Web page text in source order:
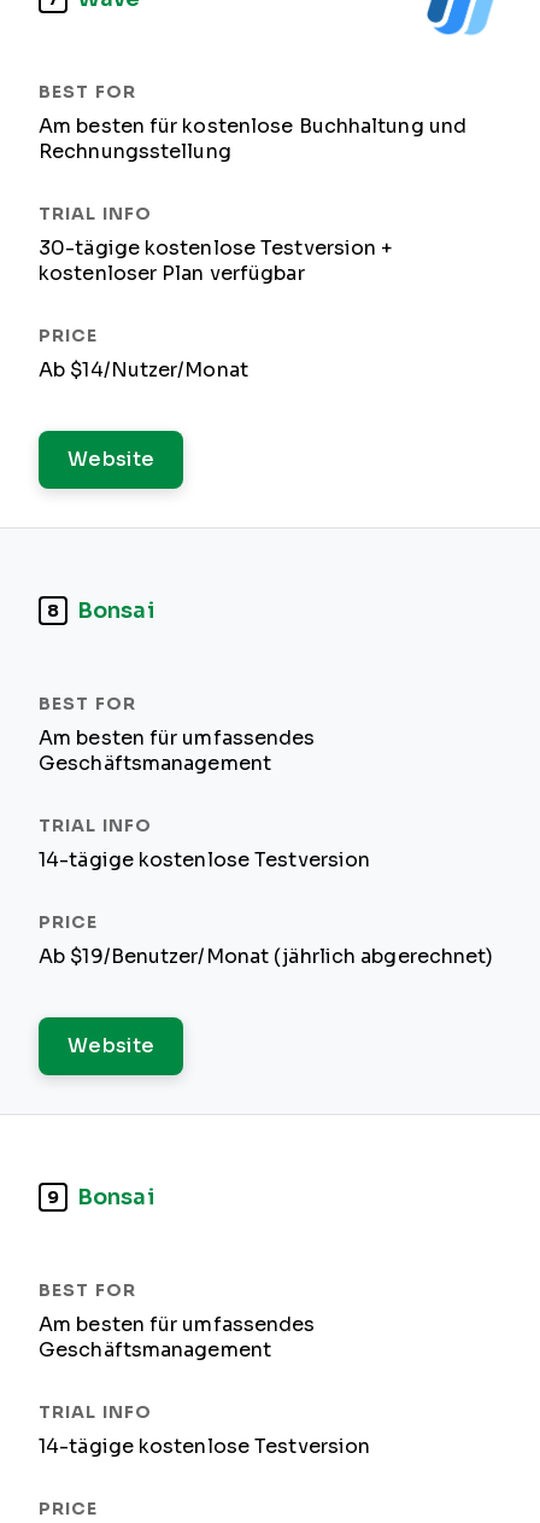
Am besten für kostenlose Buchhaltung und
Rechnungsstellung
30-tägige kostenlose Testversion +
kostenloser Plan verfügbar
Ab $14/Nutzer/Monat
Website
8 Bonsai
Am besten für umfassendes
Geschäftsmanagement
14-tägige kostenlose Testversion
Ab $19/Benutzer/Monat (jährlich abgerechnet)
Website
9 Bonsai
Am besten für umfassendes
Geschäftsmanagement
14-tägige kostenlose Testversion